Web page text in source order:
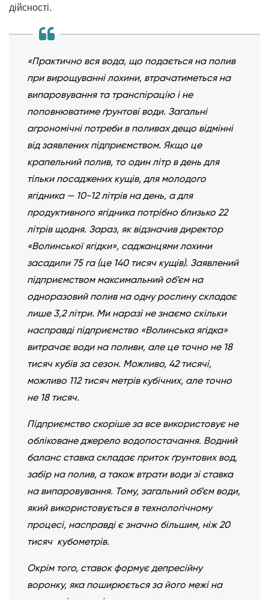
дійсності.
«Практично вся вода, що подається на полив
при вирощуванні лохини, втрачатиметься на
випаровування та транспірацію і не
поповнюватиме ґрунтові води. Загальні
агрономічні потреби в поливах дещо відмінні
від заявлених підприємством. Якщо це
крапельний полив, то один літр в день для
тільки посаджених кущів, для молодого
ягідника — 10-12 літрів на день, а для
продуктивного ягідника потрібно близько 22
літрів щодня. Зараз, як відзначив директор
«Волинської ягідки», саджанцями лохини
засадили 75 га (це 140 тисяч кущів). Заявлений
підприємством максимальний об’єм на
одноразовий полив на одну рослину складає
лише 3,2 літри. Ми наразі не знаємо скільки
насправді підприємство «Волинська ягідка»
витрачає води на поливи, але це точно не 18
тисяч кубів за сезон. Можливо, 42 тисячі,
можливо 112 тисяч метрів кубічних, але точно
не 18 тисяч.
Підприємство скоріше за все використовує не
обліковане джерело водопостачання. Водний
баланс ставка складає приток ґрунтових вод,
забір на полив, а також втрати води зі ставка
на випаровування. Тому, загальний об’єм води,
який використовується в технологічному
процесі, насправді є значно більшим, ніж 20
тисяч кубометрів.
Окрім того, ставок формує депресійну
воронку, яка поширюється за його межі на